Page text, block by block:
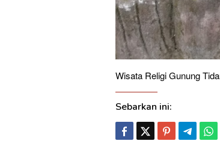
Wisata Religi Gunung
Sebarkan ini: